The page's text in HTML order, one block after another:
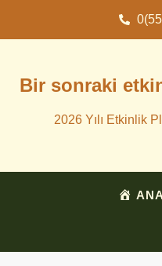
Bir sonraki
2026 Yılı Etkinlik